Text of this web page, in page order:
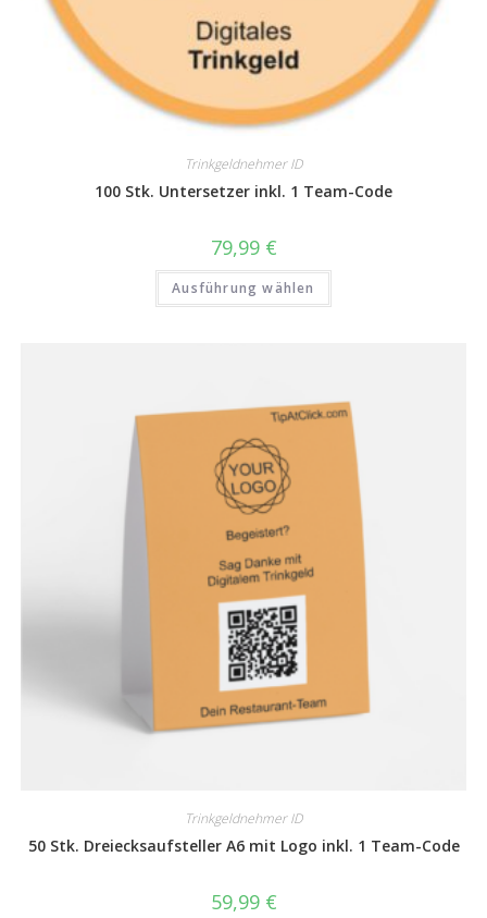
Trinkgeldnehmer ID
100 Stk. Untersetzer inkl. 1 Team-Code
79,99 €
Ausführung wählen
Trinkgeldnehmer ID
50 Stk. Dreiecksaufsteller A6 mit Logo inkl. 1 Team-Code
59,99 €